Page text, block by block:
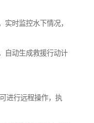
时监控水下情况，
自动生成救援行动计
进行远程操作，执